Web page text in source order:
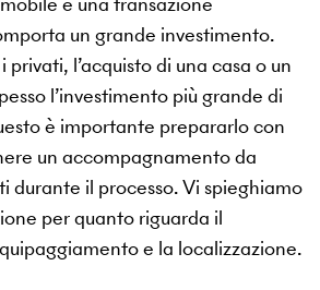
un grande investimento.
l’acquisto di una casa o un
l’investimento più grande di
è importante prepararlo con
un accompagnamento da
durante il processo. Vi spieghiamo
per quanto riguarda il
e la localizzazione.